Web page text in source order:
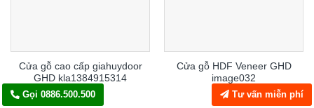
Cửa gỗ cao cấp giahuydoor
GHD kla1384915314
Cửa gỗ HDF Veneer GHD
image032
Gọi 0886.500.500
Tư vấn miễn phí